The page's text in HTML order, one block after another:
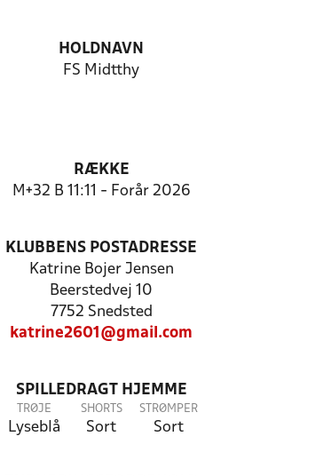
HOLDNAVN
FS Midtthy
RÆKKE
M+32 B 11:11 - Forår 2026
KLUBBENS POSTADRESSE
Katrine Bojer Jensen
Beerstedvej 10
7752 Snedsted
katrine2601@gmail.com
SPILLEDRAGT HJEMME
TRØJE
Lyseblå
SHORTS
Sort
STRØMPER
Sort